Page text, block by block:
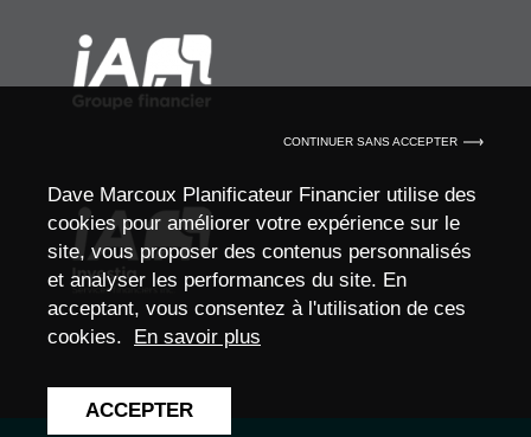
CONTINUER SANS ACCEPTER
Dave Marcoux Planificateur Financier utilise des
cookies pour améliorer votre expérience sur le
site, vous proposer des contenus personnalisés
et analyser les performances du site. En
acceptant, vous consentez à l'utilisation de ces
cookies. En savoir plus
ACCEPTER